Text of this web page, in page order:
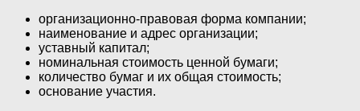
организационно-правовая форма компании;
наименование и адрес организации;
уставный капитал;
номинальная стоимость ценной бумаги;
количество бумаг и их общая стоимость;
основание участия.